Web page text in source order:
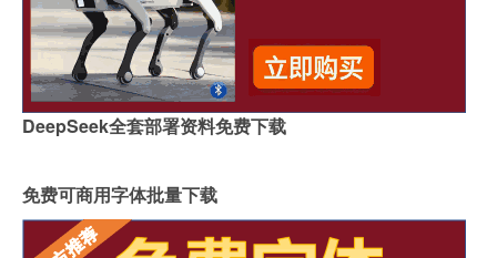
DeepSeek全套部署资料免费下载
免费可商用字体批量下载